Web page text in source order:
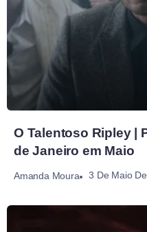
O Talentoso Ripley |
de Janeiro em Maio
Amanda Moura 3 De Maio